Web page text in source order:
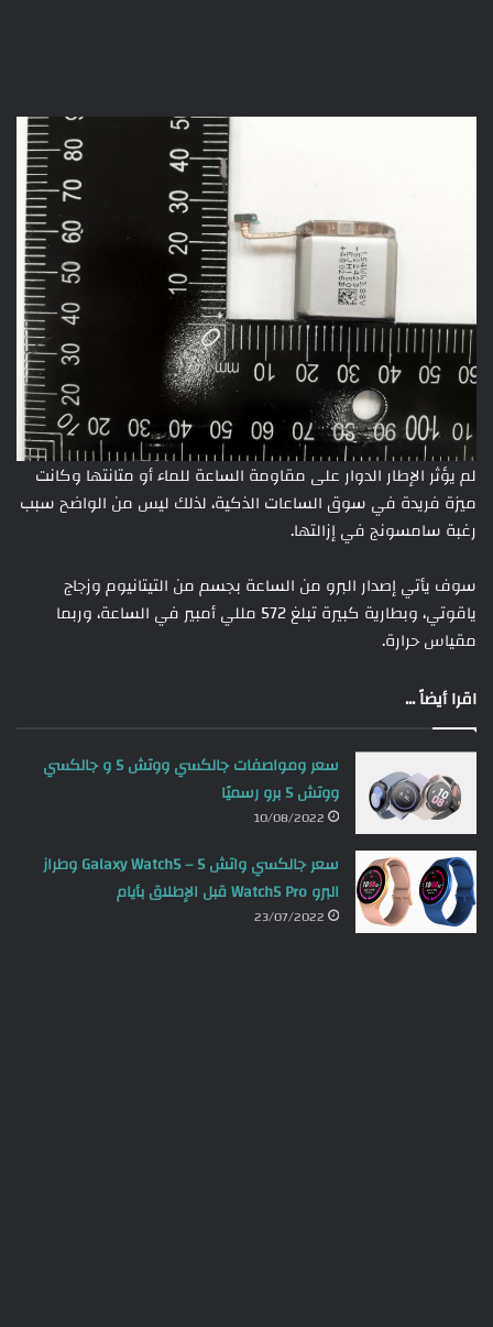
لم يؤثر الإطار الدوار على مقاومة الساعة للماء أو متانتها وكانت
ميزة فريدة في سوق الساعات الذكية، لذلك ليس من الواضح سبب
رغبة سامسونج في إزالتها.
سوف يأتي إصدار البرو من الساعة بجسم من التيتانيوم وزجاج
ياقوتي، وبطارية كبيرة تبلغ 572 مللي أمبير في الساعة، وربما
مقياس حرارة.
اقرا أيضاً ...
سعر ومواصفات جالكسي ووتش 5 و جالكسي
ووتش 5 برو رسميًا
10/08/2022
سعر جالكسي واتش 5 – Galaxy Watch5 وطراز
البرو Watch5 Pro قبل الإطلاق بأيام
23/07/2022